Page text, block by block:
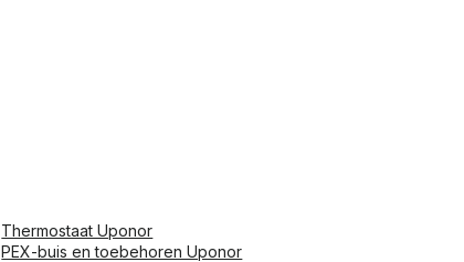
Thermostaat Uponor
PEX-buis en toebehoren Uponor